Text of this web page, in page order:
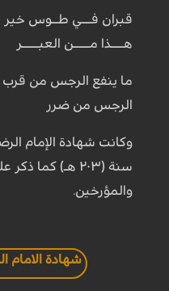
قبران فـــي طــوس
هــــذا مـــــن العبـــــر
ما ينفع الرجس من قرب
الرجس من ضرر
وكانت شهادة الإمام
سنة (٢٠٣ هـ) كما
والمؤرخين.
شهادة الامام